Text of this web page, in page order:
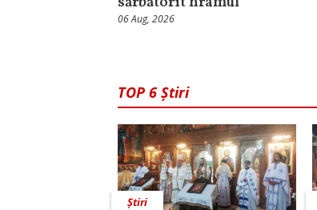
06 Aug, 2026
TOP 6 Știri
Știri